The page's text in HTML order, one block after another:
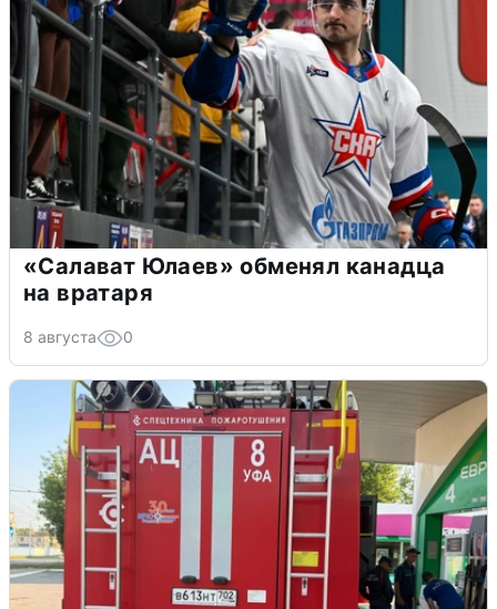
«Салават Юлаев» обменял канадца
на вратаря
8 августа 0